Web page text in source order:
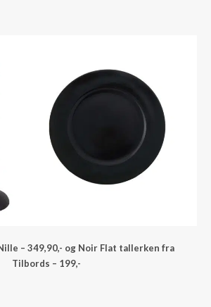
– 349,90,- og Noir Flat tallerken fra
Tilbords – 199,-